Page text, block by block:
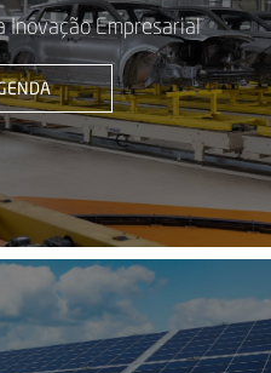
Inovação Empresarial